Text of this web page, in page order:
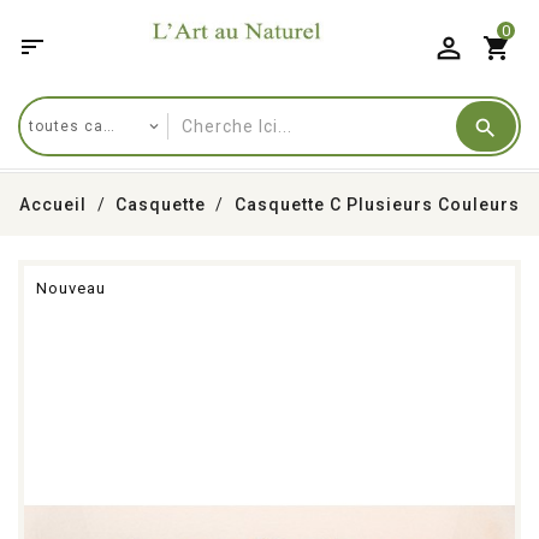
 shopping_cart
0
Accueil Casquette Casquette C Plusieurs Couleurs
Nouveau